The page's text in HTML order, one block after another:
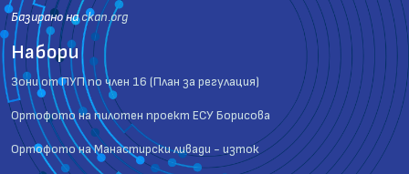
Базиранo наckan.org
Набори
Зони от ПУП по член 16 (План за регулация)
Ортофото на пилотен проект ЕСУ Борисова
Ортофото на Манастирски ливади - изток